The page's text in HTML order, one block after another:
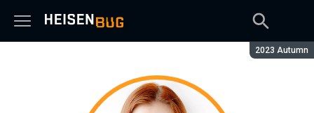
Сезон:
2023 Autumn